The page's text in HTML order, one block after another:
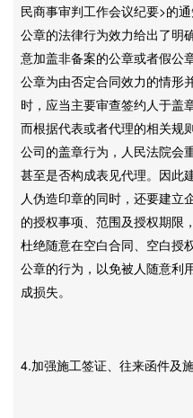
民商事审判工作会议纪要>的
公章的法律行为效力给出了明
意加盖非备案的公章或者假公
公章为由否定合同效力的情形
时，应当主要审查签约人于盖
而根据代表或者代理的相关规
公司的盖章行为，人民法院会
甚至是否构成表见代理。因此
人伪造印章的同时，还要建立
的授权事项、范围及授权期限
杜绝随意在空白合同、空白授
公章的行为，以免被人随意利
成损失。
4.加强施工签证、往来函件及